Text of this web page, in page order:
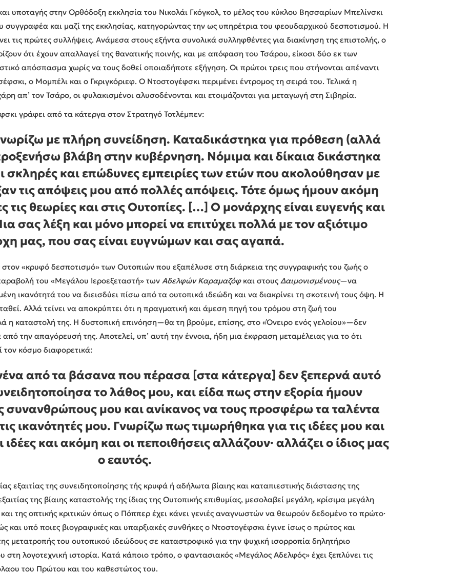
υποταγής στην Ορθόδοξη εκκλησία του Νικολάι Γκόγκολ, το μέλος του κύκλου Βησσαρίων Μπελίνσκι
και μαζί της εκκλησίας, κατηγορώντας την ως υπηρέτρια του φεουδαρχικού δεσποτισμού. Η
τις πρώτες συλλήψεις. Ανάμεσα στους εξήντα συνολικά συλληφθέντες για διακίνηση της επιστολής, ο
ότι έχουν απαλλαγεί της θανατικής ποινής, και με απόφαση του Τσάρου, είκοσι δύο εκ των
απόσπασμα χωρίς να τους δοθεί οποιαδήποτε εξήγηση. Οι πρώτοι τρεις που στήνονται απέναντι
ο Μομπέλι και ο Γκριγκόριεφ. Ο Ντοστογέφσκι περιμένει έντρομος τη σειρά του. Τελικά η
απ’ τον Τσάρο, οι φυλακισμένοι αλυσοδένονται και ετοιμάζονται για μεταγωγή στη Σιβηρία.
γράφει από τα κάτεργα στον Στρατηγό Τοτλέμπεν:
με πλήρη συνείδηση. Καταδικάστηκα για πρόθεση (αλλά
βλάβη στην κυβέρνηση. Νόμιμα και δίκαια δικάστηκα
σκληρές και επώδυνες εμπειρίες των ετών που ακολούθησαν με
τις απόψεις μου από πολλές απόψεις. Τότε όμως ήμουν ακόμη
τις θεωρίες και στις Ουτοπίες. […] Ο μονάρχης είναι ευγενής και
σας λέξη και μόνο μπορεί να επιτύχει πολλά με τον αξιότιμο
μας, που σας είναι ευγνώμων και σας αγαπά.
στον «κρυφό δεσποτισμό» των Ουτοπιών που εξαπέλυσε στη διάρκεια της συγγραφικής του ζωής ο
του «Μεγάλου Ιεροεξεταστή» τωνΑδελφών Καραμαζόφκαι στουςΔαιμονισμένους—να
ικανότητά του να διεισδύει πίσω από τα ουτοπικά ιδεώδη και να διακρίνει τη σκοτεινή τους όψη. Η
Αλλά τείνει να αποκρύπτει ότι η πραγματική και άμεση πηγή του τρόμου στη ζωή του
η καταστολή της. Η δυστοπική επινόηση—θα τη βρούμε, επίσης, στο «Όνειρο ενός γελοίου»—δεν
από την απαγόρευσή της. Αποτελεί, υπ’ αυτή την έννοια, ήδη μια έκφραση μεταμέλειας για το ότι
τον κόσμο διαφορετικά:
από τα βάσανα που πέρασα [στα κάτεργα] δεν ξεπερνά αυτό
το λάθος μου, και είδα πως στην εξορία ήμουν
συνανθρώπους μου και ανίκανος να τους προσφέρω τα ταλέντα
ικανότητές μου. Γνωρίζω πως τιμωρήθηκα για τις ιδέες μου και
και ακόμη και οι πεποιθήσεις αλλάζουν· αλλάζει ο ίδιος μας
ο εαυτός.
εξαιτίας της συνειδητοποίησης τής κρυφά ή αδήλωτα βίαιης και καταπιεστικής διάστασης της
της βίαιης καταστολής της ίδιας της Ουτοπικής επιθυμίας, μεσολαβεί μεγάλη, κρίσιμα μεγάλη
της οπτικής κριτικών όπως ο Πόππερ έχει κάνει γενιές αναγνωστών να θεωρούν δεδομένο το πρώτο·
και υπό ποιες βιογραφικές και υπαρξιακές συνθήκες ο Ντοστογέφσκι έγινε ίσως ο πρώτος και
μετατροπής του ουτοπικού ιδεώδους σε καταστροφικό για την ψυχική ισορροπία δηλητήριο
λογοτεχνική ιστορία. Κατά κάποιο τρόπο, ο φαντασιακός «Μεγάλος Αδελφός» έχει ξεπλύνει τις
του Πρώτου και του καθεστώτος του.